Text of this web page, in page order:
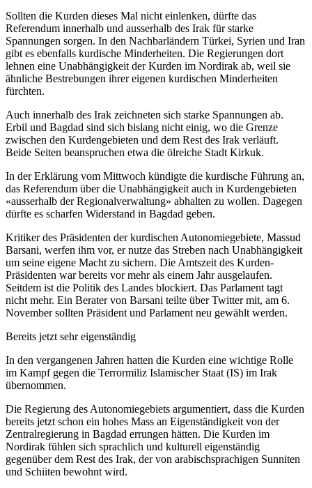
Sollten die Kurden dieses Mal nicht einlenken, dürfte das
Referendum innerhalb und ausserhalb des Irak für starke
Spannungen sorgen. In den Nachbarländern Türkei, Syrien und Iran
gibt es ebenfalls kurdische Minderheiten. Die Regierungen dort
lehnen eine Unabhängigkeit der Kurden im Nordirak ab, weil sie
ähnliche Bestrebungen ihrer eigenen kurdischen Minderheiten
fürchten.
Auch innerhalb des Irak zeichneten sich starke Spannungen ab.
Erbil und Bagdad sind sich bislang nicht einig, wo die Grenze
zwischen den Kurdengebieten und dem Rest des Irak verläuft.
Beide Seiten beanspruchen etwa die ölreiche Stadt Kirkuk.
In der Erklärung vom Mittwoch kündigte die kurdische Führung an,
das Referendum über die Unabhängigkeit auch in Kurdengebieten
«ausserhalb der Regionalverwaltung» abhalten zu wollen. Dagegen
dürfte es scharfen Widerstand in Bagdad geben.
Kritiker des Präsidenten der kurdischen Autonomiegebiete, Massud
Barsani, werfen ihm vor, er nutze das Streben nach Unabhängigkeit
um seine eigene Macht zu sichern. Die Amtszeit des Kurden-
Präsidenten war bereits vor mehr als einem Jahr ausgelaufen.
Seitdem ist die Politik des Landes blockiert. Das Parlament tagt
nicht mehr. Ein Berater von Barsani teilte über Twitter mit, am 6.
November sollten Präsident und Parlament neu gewählt werden.
Bereits jetzt sehr eigenständig
In den vergangenen Jahren hatten die Kurden eine wichtige Rolle
im Kampf gegen die Terrormiliz Islamischer Staat (IS) im Irak
übernommen.
Die Regierung des Autonomiegebiets argumentiert, dass die Kurden
bereits jetzt schon ein hohes Mass an Eigenständigkeit von der
Zentralregierung in Bagdad errungen hätten. Die Kurden im
Nordirak fühlen sich sprachlich und kulturell eigenständig
gegenüber dem Rest des Irak, der von arabischsprachigen Sunniten
und Schiiten bewohnt wird.